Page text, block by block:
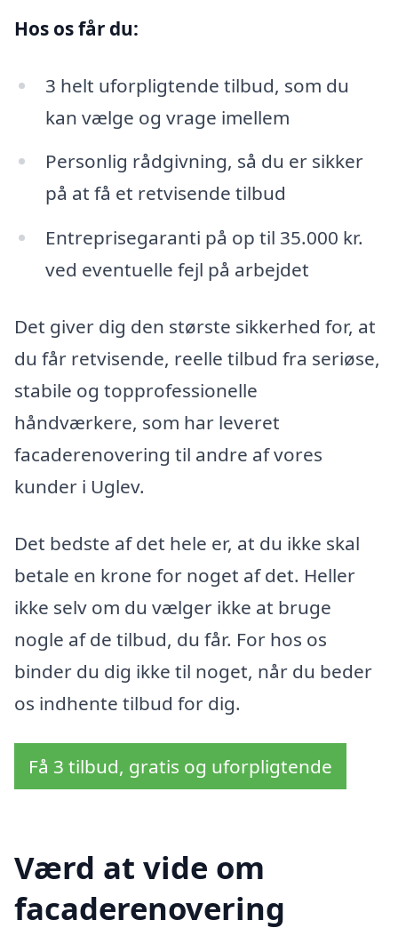
Hos os får du:
3 helt uforpligtende tilbud, som du
kan vælge og vrage imellem
Personlig rådgivning, så du er sikker
på at få et retvisende tilbud
Entreprisegaranti på op til 35.000 kr.
ved eventuelle fejl på arbejdet
Det giver dig den største sikkerhed for, at
du får retvisende, reelle tilbud fra seriøse,
stabile og topprofessionelle
håndværkere, som har leveret
facaderenovering til andre af vores
kunder i Uglev.
Det bedste af det hele er, at du ikke skal
betale en krone for noget af det. Heller
ikke selv om du vælger ikke at bruge
nogle af de tilbud, du får. For hos os
binder du dig ikke til noget, når du beder
os indhente tilbud for dig.
Få 3 tilbud, gratis og uforpligtende
Værd at vide om
facaderenovering